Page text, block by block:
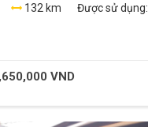
132 km Được sử dụng:
VND